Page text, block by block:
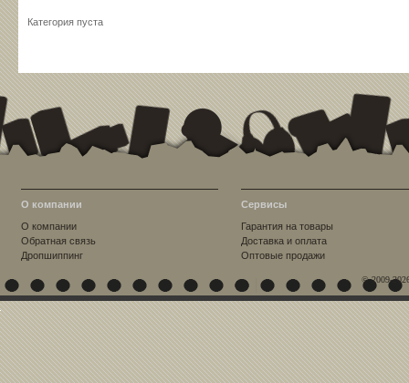
Категория пуста
О компании
О компании
Обратная связь
Дропшиппинг
Сервисы
Гарантия на товары
Доставка и оплата
Оптовые продажи
© 2009-